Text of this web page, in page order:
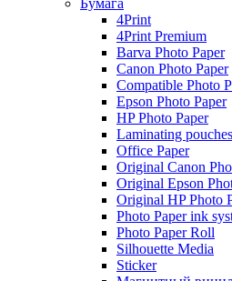
Бумага
4Print
4Print Premium
Barva Photo Paper
Canon Photo Paper
Compatible Photo
Epson Photo Paper
HP Photo Paper
Laminating pouches
Office Paper
Original Canon
Original Epson
Original HP Photo
Photo Paper ink
Photo Paper Roll
Silhouette Media
Sticker